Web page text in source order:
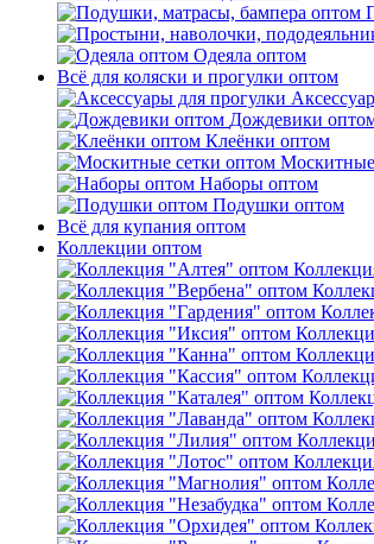
Одеяла оптом
Всё для коляски и прогулки оптом
Дождевики
Клеёнки оптом
Наборы оптом
Подушки оптом
Всё для купания оптом
Коллекции оптом